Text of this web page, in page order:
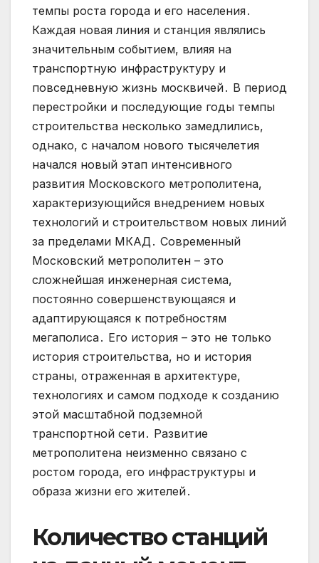
темпы роста города и его населения․
Каждая новая линия и станция являлись
значительным событием, влияя на
транспортную инфраструктуру и
повседневную жизнь москвичей․ В период
перестройки и последующие годы темпы
строительства несколько замедлились,
однако, с началом нового тысячелетия
начался новый этап интенсивного
развития Московского метрополитена,
характеризующийся внедрением новых
технологий и строительством новых линий
за пределами МКАД․ Современный
Московский метрополитен – это
сложнейшая инженерная система,
постоянно совершенствующаяся и
адаптирующаяся к потребностям
мегаполиса․ Его история – это не только
история строительства, но и история
страны, отраженная в архитектуре,
технологиях и самом подходе к созданию
этой масштабной подземной
транспортной сети․ Развитие
метрополитена неизменно связано с
ростом города, его инфраструктуры и
образа жизни его жителей․
Количество станций